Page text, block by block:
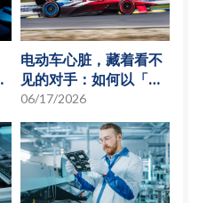
电动车心脏，藏着看不
见的对手：如何以「物
理模型化」破解损耗难
题？
06/17/2026